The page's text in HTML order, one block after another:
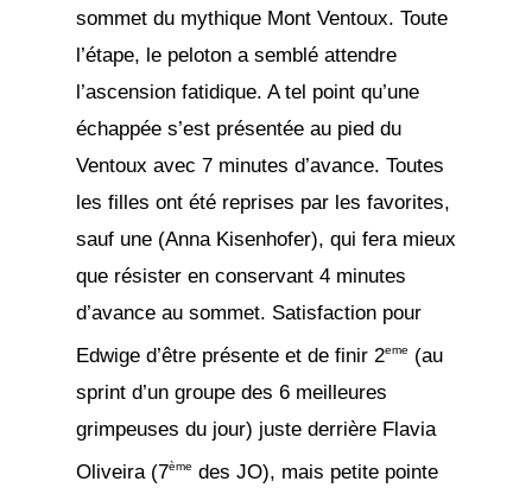
sommet du mythique Mont Ventoux. Toute
l’étape, le peloton a semblé attendre
l’ascension fatidique. A tel point qu’une
échappée s’est présentée au pied du
Ventoux avec 7 minutes d’avance. Toutes
les filles ont été reprises par les favorites,
sauf une (Anna Kisenhofer), qui fera mieux
que résister en conservant 4 minutes
d’avance au sommet. Satisfaction pour
Edwige d’être présente et de finir 2eme
(au
sprint d’un groupe des 6 meilleures
grimpeuses du jour) juste derrière Flavia
Oliveira (7ème des JO), mais petite pointe